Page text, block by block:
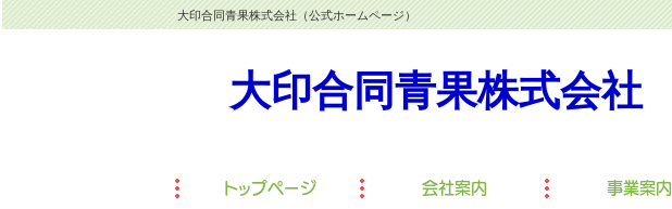
大印合同青果株式会社（公式ホームページ）
大印合同青果株式会社
トップページ 会社案内 事業案内